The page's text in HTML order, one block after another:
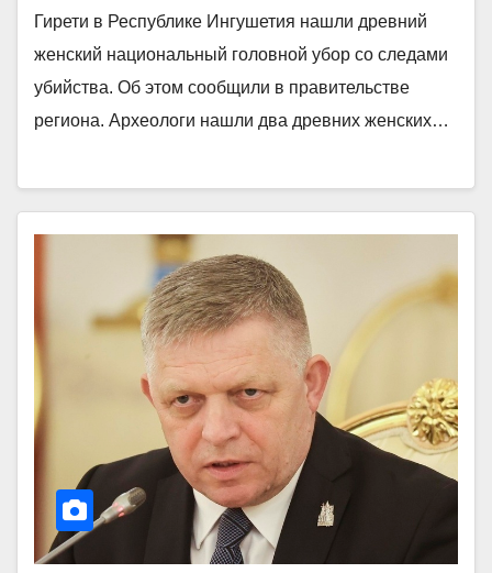
Гирети в Республике Ингушетия нашли древний
женский национальный головной убор со следами
убийства. Об этом сообщили в правительстве
региона. Археологи нашли два древних женских…